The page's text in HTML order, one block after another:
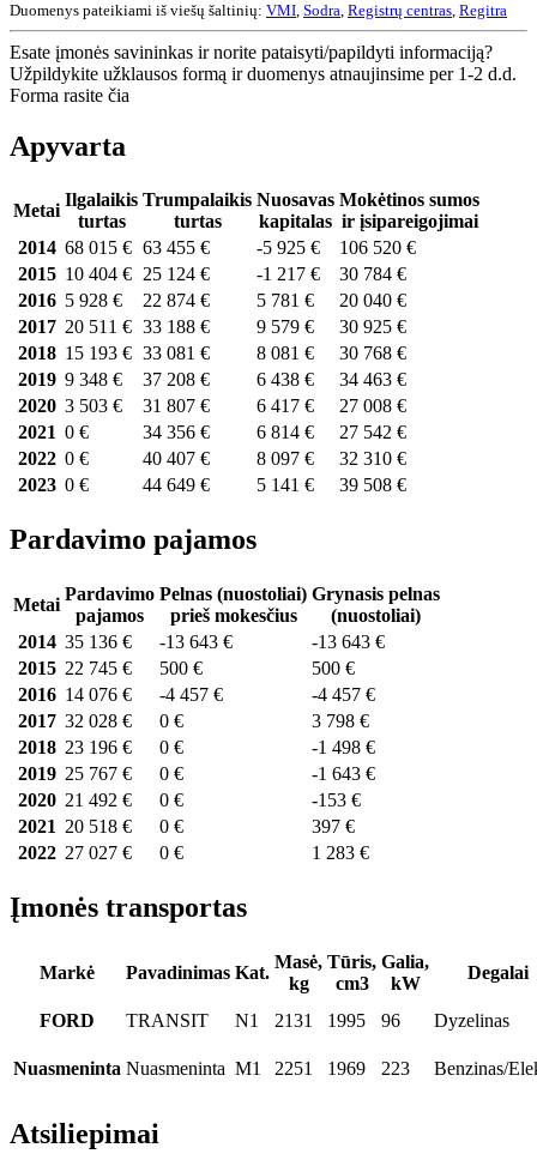
Duomenys pateikiami iš viešų šaltinių: VMI Sodra Registrų centras Regitra
Esate įmonės savininkas ir norite pataisyti/papildyti informaciją?
Užpildykite užklausos formą ir duomenys atnaujinsime per 1-2 d.d.
Forma rasite čia
Apyvarta
Metai
Ilgalaikis
turtas
Trumpalaikis
turtas
Nuosavas
kapitalas
Mokėtinos sumos
ir įsipareigojimai
2014 68 015 € 63 455 € -5 925 €
106 520 €
2015 10 404 € 25 124 € -1 217 €
30 784 €
2016 5 928 € 22 874 € 5 781 €
20 040 €
2017 20 511 € 33 188 € 9 579 €
30 925 €
2018 15 193 € 33 081 € 8 081 €
30 768 €
2019 9 348 € 37 208 € 6 438 €
34 463 €
2020 3 503 € 31 807 € 6 417 €
27 008 €
2021 0 € 34 356 € 6 814 €
27 542 €
2022 0 € 40 407 € 8 097 €
32 310 €
2023 0 € 44 649 € 5 141 € 39 508 €
Pardavimo pajamos
Metai
Pardavimo
pajamos
Pelnas (nuostoliai)
prieš mokesčius
Grynasis pelnas
(nuostoliai)
2014 35 136 € -13 643 €
-13 643 €
2015 22 745 € 500 €
500 €
2016 14 076 € -4 457 €
-4 457 €
2017 32 028 € 0 €
3 798 €
2018 23 196 € 0 €
-1 498 €
2019 25 767 € 0 €
-1 643 €
2020 21 492 € 0 €
-153 €
2021 20 518 € 0 €
397 €
2022 27 027 € 0 € 1 283 €
Įmonės transportas
Markė Pavadinimas Kat.
Masė,
kg
Tūris,
cm3
Galia,
kW
Degalai
FORD TRANSIT N1 2131 1995 96 Dyzelinas
Nuasmeninta Nuasmeninta M1 2251 1969 223 Benzinas/
Atsiliepimai